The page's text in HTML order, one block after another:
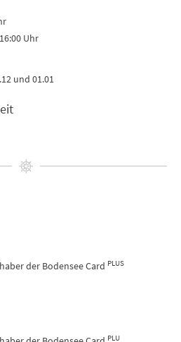
Uhr
und 01.01
der Bodensee Card PLUS
PLU